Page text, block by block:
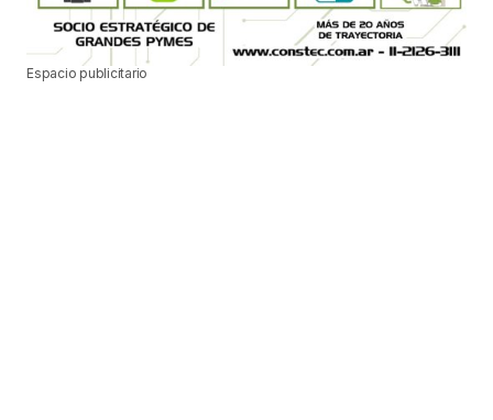
Espacio publicitario